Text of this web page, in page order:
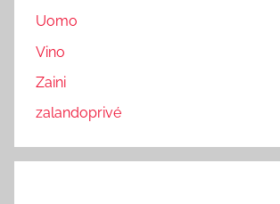
Uomo
Vino
Zaini
zalandoprivé